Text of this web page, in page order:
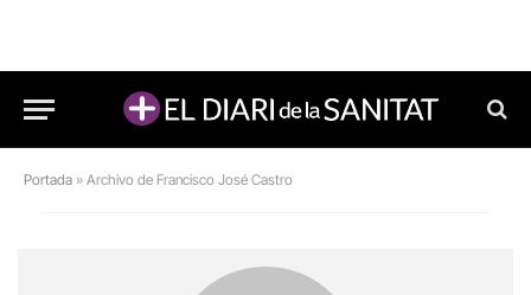
Portada » Archivo de Francisco José Castro